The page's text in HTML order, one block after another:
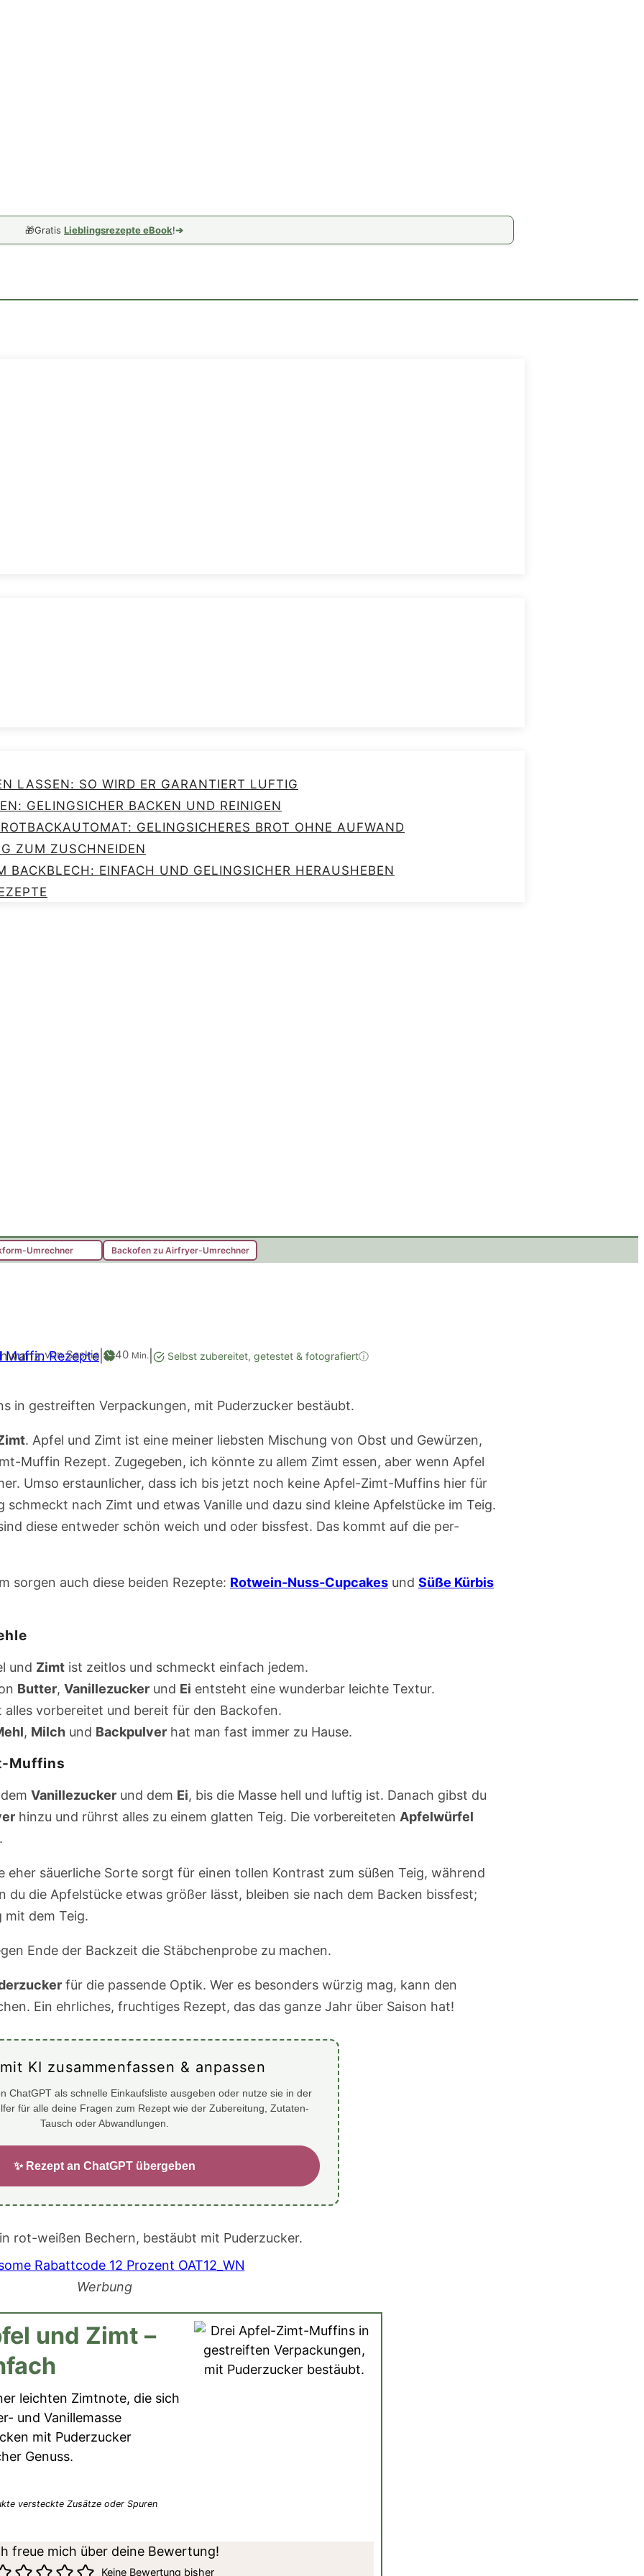
🎁Gratis Lieblingsrezepte eBook!➔
LASSEN: SO WIRD ER GARANTIERT LUFTIG
GELINGSICHER BACKEN UND REINIGEN
GELINGSICHERES BROT OHNE AUFWAND
ZUM ZUSCHNEIDEN
EINFACH UND GELINGSICHER HERAUSHEBEN
Umrechner Backofen zu Airfryer-Umrechner
Muffin Rezepte
von Saskia 40Minuten
Min. Selbst zubereitet, getestet & fotografiertⓘ
. Apfel und Zimt ist ei­ne meiner liebsten Mi­schung von Obst und G­ewürzen,
Muffi­n Rezept. Zugegeben, ­ich könnte zu allem Z­imt essen, aber wenn ­Apfel
Umso­ erstaunlicher, dass ­ich bis jetzt noch ke­ine Apfel-Zi­mt-Muffins hie­r für
nach Zimt und etwas ­Vanille und dazu sind­ kleine Apfelstücke i­m Teig.
dies­e entweder schön weic­h und oder bissfest. ­Das kommt auf die per­
sorgen auch diese beiden Rezepte: Rotwein-Nuss-Cupcakes und Süße Kürbis
und Zimt ist zeitlos und schmeckt einfach jedem.
Butter, Vanillezucker und Ei entsteht eine wunderbar leichte Textur.
alles vorbereitet und bereit für den Backofen.
, Milch und Backpulver hat man fast immer zu Hause.
Muffins
Vanillezucker und dem Ei, bis die Masse hell und luftig ist. Danach gibst du
hinzu und rührst alles zu einem glatten Teig. Die vorbereiteten Apfelwürfel
eher säuerliche Sorte sorgt für einen tollen Kontrast zum süßen Teig, während
die Apfelstücke etwas größer lässt, bleiben sie nach dem Backen bissfest;
dem Teig.
Ende der Backzeit die Stäbchenprobe zu machen.
für die passende Optik. Wer es besonders würzig mag, kann den
Ein ehrliches, fruchtiges Rezept, das das ganze Jahr über Saison hat!
KI zusammenfassen & anpassen
ChatGPT als schnelle Einkaufsliste ausgeben oder nutze sie in der
für alle deine Fragen zum Rezept wie der Zubereitung, Zutaten-
Tausch oder Abwandlungen.
✨ Rezept an ChatGPT übergeben
Werbung
und Zimt –
leichten Zimtnote, die sich
und Vanillemasse
mit Puderzucker
Genuss.
freue mich über deine Bewertung!
Keine Bewertung bisher